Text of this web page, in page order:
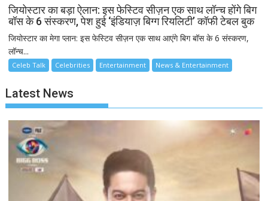
जियोस्टार का बड़ा ऐलान: इस फेस्टिव सीज़न एक साथ लॉन्च होंगे बिग
बॉस के 6 संस्करण, पेश हुई ‘इंडियाज़ बिग्ग रियलिटी’ कॉफी टेबल बुक
जियोस्टार का मेगा प्लान: इस फेस्टिव सीज़न एक साथ आएंगे बिग बॉस के 6 संस्करण,
लॉन्च...
Celeb Talk Celebrities Entertainment News & Entertainment
Latest News